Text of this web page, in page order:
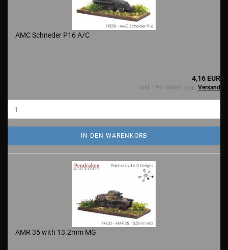
AMC Schneder P16 A/C
4,16 EUR
inkl. 19% MwSt. zzgl. Versand
IN DEN WARENKORB
AMR 35 with 13.2mm MG